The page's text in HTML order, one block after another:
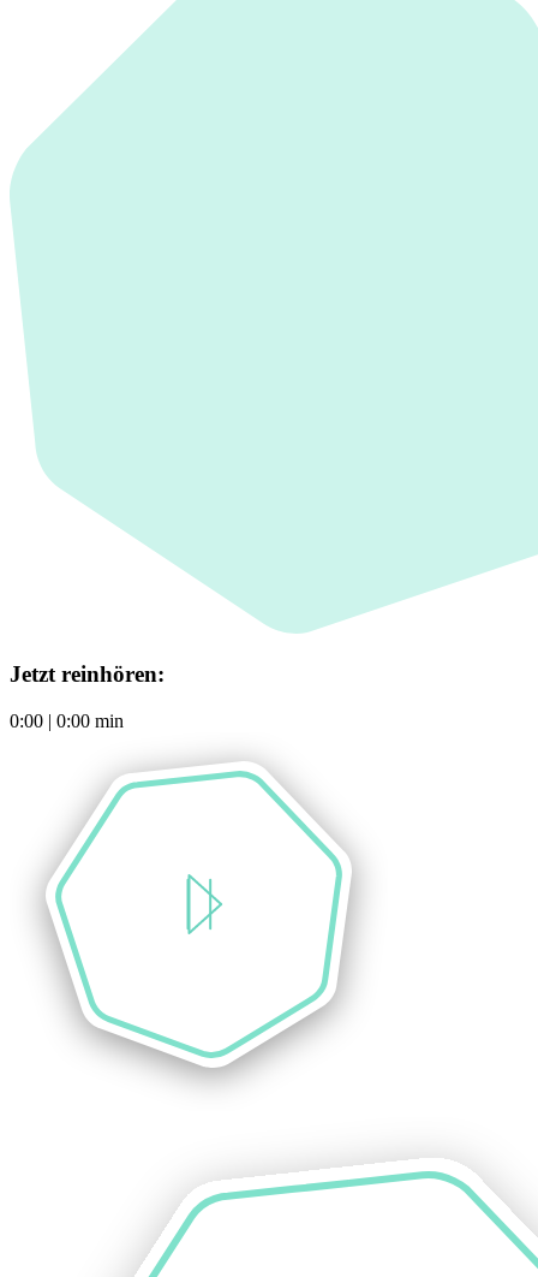
Jetzt reinhören:
0:00 | 0:00 min